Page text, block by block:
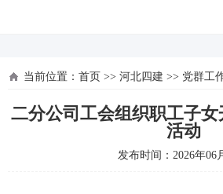
当前位置： 首页 >> 河北四建 >> 党群工
二分公司工会组织职工子
活动
发布时间：2026年06